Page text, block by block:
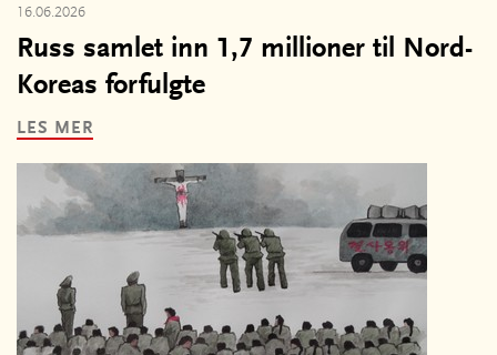
16.06.2026
Russ samlet inn 1,7 millioner til Nord-
Koreas forfulgte
LES MER